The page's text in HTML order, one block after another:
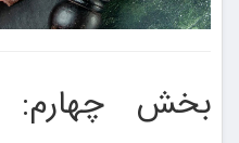
بخش